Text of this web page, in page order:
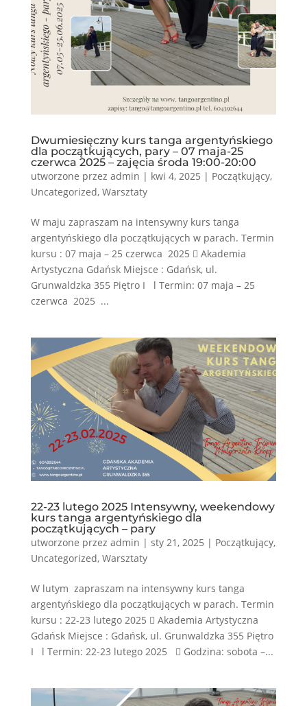
Dwumiesięczny kurs tanga argentyńskiego
dla początkujących, pary – 07 maja-25
czerwca 2025 – zajęcia środa 19:00-20:00
utworzone przez admin | kwi 4, 2025 | Początkujący,
Uncategorized, Warsztaty
W maju zapraszam na intensywny kurs tanga
argentyńskiego dla początkujących w parach. Termin
kursu : 07 maja – 25 czerwca 2025  Akademia
Artystyczna Gdańsk Miejsce : Gdańsk, ul.
Grunwaldzka 355 Piętro I l Termin: 07 maja – 25
czerwca 2025 ...
22-23 lutego 2025 Intensywny, weekendowy
kurs tanga argentyńskiego dla
początkujących – pary
utworzone przez admin | sty 21, 2025 | Początkujący,
Uncategorized, Warsztaty
W lutym zapraszam na intensywny kurs tanga
argentyńskiego dla początkujących w parach. Termin
kursu : 22-23 lutego 2025  Akademia Artystyczna
Gdańsk Miejsce : Gdańsk, ul. Grunwaldzka 355 Piętro
I l Termin: 22-23 lutego 2025  Godzina: sobota –...